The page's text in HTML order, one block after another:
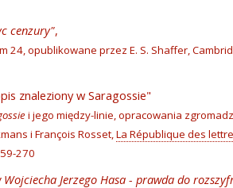
cenzury",
24, opublikowane przez E. S. Shaffer,
znaleziony w Saragossie"
i jego między-linie, opracowania
i François Rosset,La République des
270
Jerzego Hasa - prawda do